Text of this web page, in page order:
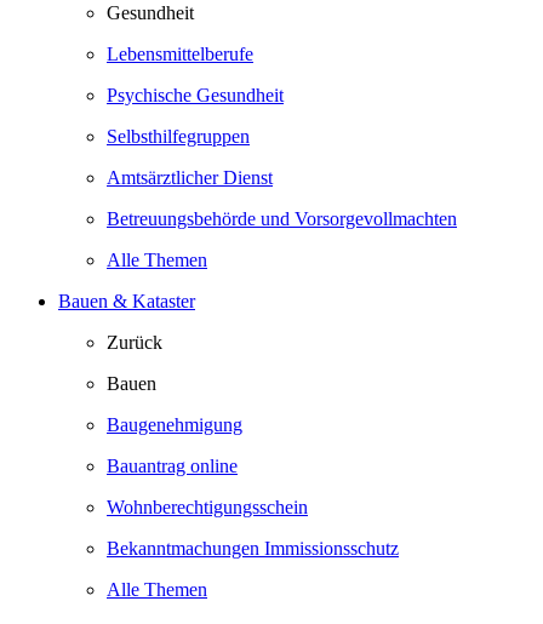
Gesundheit
Lebensmittelberufe
Psychische Gesundheit
Selbsthilfegruppen
Amtsärztlicher Dienst
Betreuungsbehörde und Vorsorgevollmachten
Alle Themen
Bauen & Kataster
Zurück
Bauen
Baugenehmigung
Bauantrag online
Wohnberechtigungsschein
Bekanntmachungen Immissionsschutz
Alle Themen